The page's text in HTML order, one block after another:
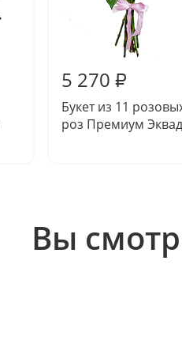
5 270 ₽
Букет из 11
роз Премиум
Вы